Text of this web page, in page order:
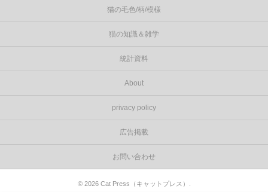
猫の毛色/柄/模様
猫の知識＆雑学
統計資料
About
privacy policy
広告掲載
お問い合わせ
© 2026 Cat Press（キャットプレス）